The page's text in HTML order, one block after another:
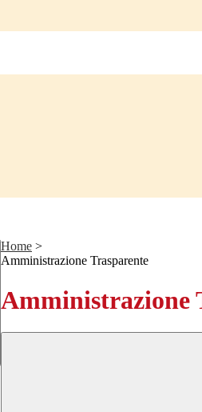
Home >
Amministrazione Trasparente
Amministrazione